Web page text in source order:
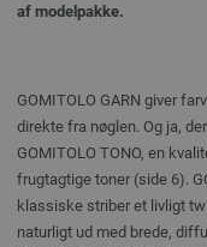
af modelpakke.
GOMITOLO GARN giver
direkte fra nøglen. Og ja,
GOMITOLO TONO, en
frugtagtige toner (side 6).
klassiske striber et livligt
naturligt ud med brede,